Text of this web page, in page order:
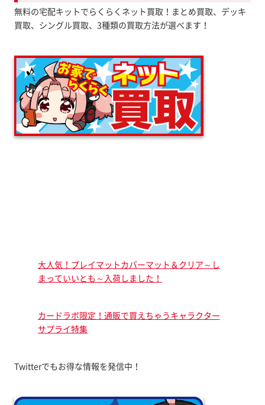
無料の宅配キットでらくらくネット買取！まとめ買取、デッキ
買取、シングル買取、3種類の買取方法が選べます！
大人気！プレイマットカバーマット＆クリア～し
まっていいとも～入荷しました！
カードラボ限定！通販で買えちゃうキャラクター
サプライ特集
Twitterでもお得な情報を発信中！